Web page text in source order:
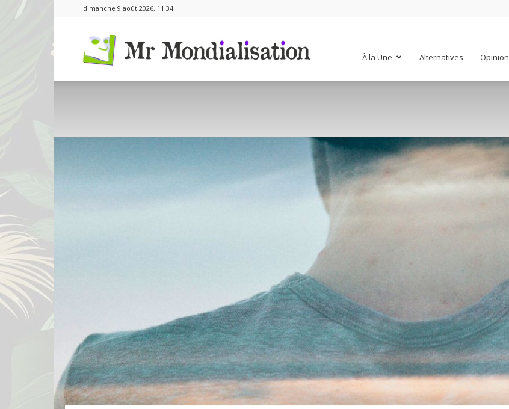
dimanche 9 août 2026, 11:34
À la Une Alternatives Opinion